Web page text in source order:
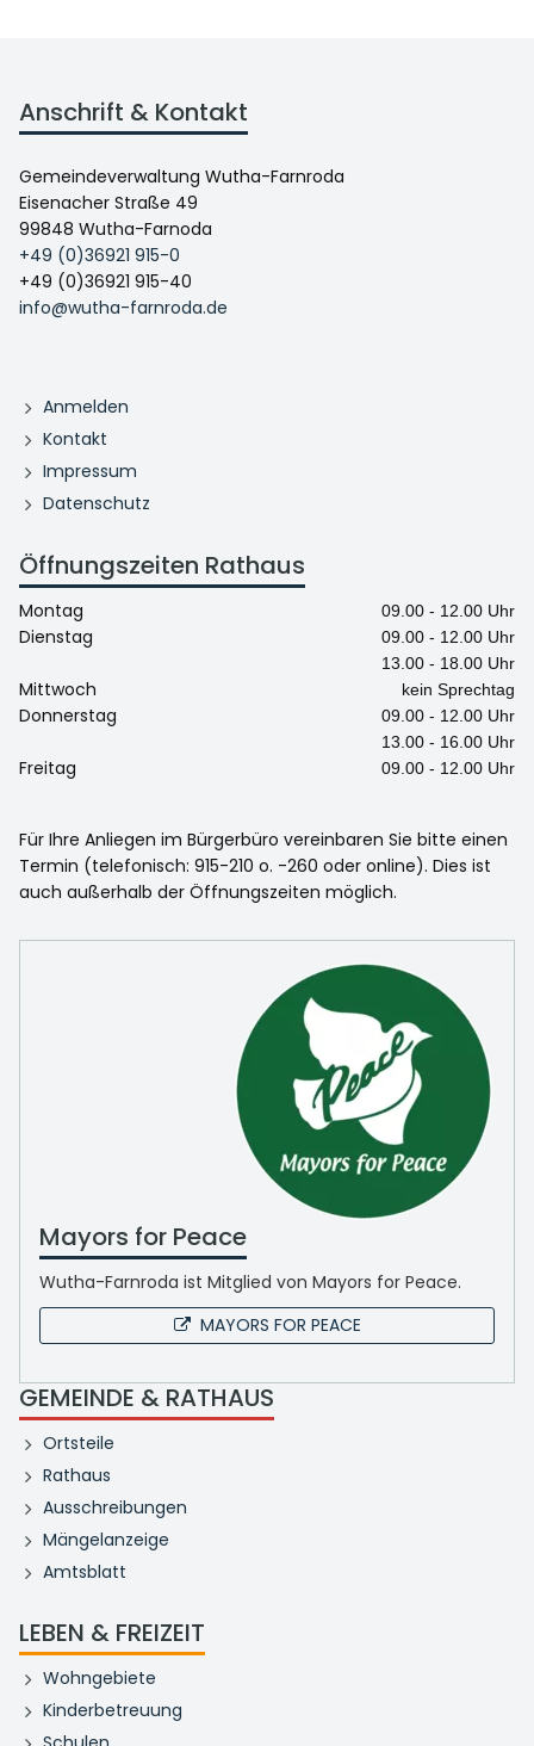
Anschrift & Kontakt
Gemeindeverwaltung Wutha-Farnroda
Eisenacher Straße 49
99848 Wutha-Farnoda
+49 (0)36921 915-0
+49 (0)36921 915-40
info@wutha-farnroda.de
Anmelden
Kontakt
Impressum
Datenschutz
Öffnungszeiten Rathaus
Montag 09.00 - 12.00 Uhr
Dienstag
09.00 - 12.00 Uhr
13.00 - 18.00 Uhr
Mittwoch kein Sprechtag
Donnerstag
09.00 - 12.00 Uhr
13.00 - 16.00 Uhr
Freitag 09.00 - 12.00 Uhr
Für Ihre Anliegen im Bürgerbüro vereinbaren Sie bitte einen
Termin (telefonisch: 915-210 o. -260 oder online). Dies ist
auch außerhalb der Öffnungszeiten möglich.
Mayors for Peace
Wutha-Farnroda ist Mitglied von Mayors for Peace.
MAYORS FOR PEACE
GEMEINDE & RATHAUS
Ortsteile
Rathaus
Ausschreibungen
Mängelanzeige
Amtsblatt
LEBEN & FREIZEIT
Wohngebiete
Kinderbetreuung